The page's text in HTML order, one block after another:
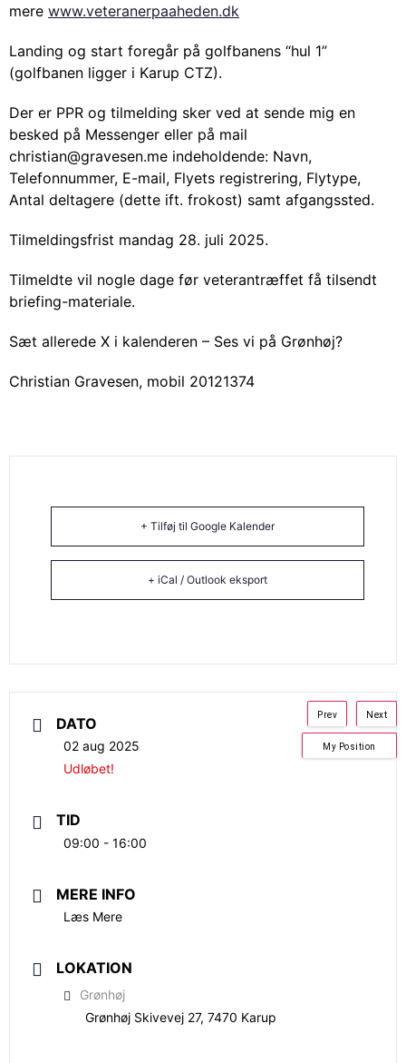
mere www.veteranerpaaheden.dk
Landing og start foregår på golfbanens “hul 1”
(golfbanen ligger i Karup CTZ).
Der er PPR og tilmelding sker ved at sende mig en
besked på Messenger eller på mail
christian@gravesen.me indeholdende: Navn,
Telefonnummer, E-mail, Flyets registrering, Flytype,
Antal deltagere (dette ift. frokost) samt afgangssted.
Tilmeldingsfrist mandag 28. juli 2025.
Tilmeldte vil nogle dage før veterantræffet få tilsendt
briefing-materiale.
Sæt allerede X i kalenderen – Ses vi på Grønhøj?
Christian Gravesen, mobil 20121374
+ Tilføj til Google Kalender
+ iCal / Outlook eksport
DATO
02 aug 2025
Udløbet!
TID
09:00 - 16:00
MERE INFO
Læs Mere
LOKATION
Grønhøj
Grønhøj Skivevej 27, 7470 Karup
Next
Prev
My Position